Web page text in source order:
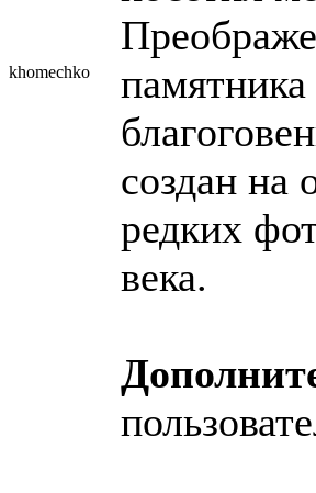
khomechko
создан на
редких
века.